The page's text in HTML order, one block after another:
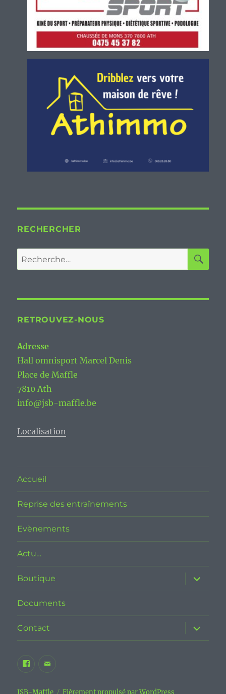
RECHERCHER
Recherche
pour :
RETROUVEZ-NOUS
Adresse
Hall omnisport Marcel Denis
Place de Maffle
7810 Ath
info@jsb-maffle.be
Localisation
Accueil
Reprise des entraînements
Evènements
Actu…
Boutique
ouvrir
le
sous-
Documents
Contact
ouvrir
le
sous-
Facebook
JSB
Maffle
E-
JSB-Maffle Fièrement propulsé par WordPress